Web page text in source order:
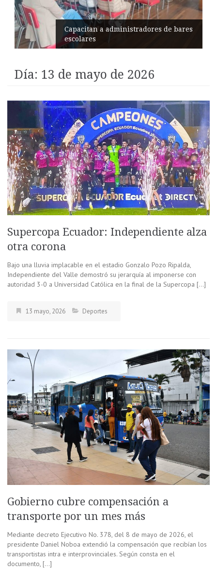
Éxito en recital de Ciudad Poética
Día: 13 de mayo de 2026
Supercopa Ecuador: Independiente alza
otra corona
Bajo una lluvia implacable en el estadio Gonzalo Pozo Ripalda,
Independiente del Valle demostró su jerarquía al imponerse con
autoridad 3-0 a Universidad Católica en la final de la Supercopa […]
13 mayo, 2026 Deportes
Gobierno cubre compensación a
transporte por un mes más
Mediante decreto Ejecutivo No. 378, del 8 de mayo de 2026, el
presidente Daniel Noboa extendió la compensación que recibían los
transportistas intra e interprovinciales. Según consta en el
documento, […]